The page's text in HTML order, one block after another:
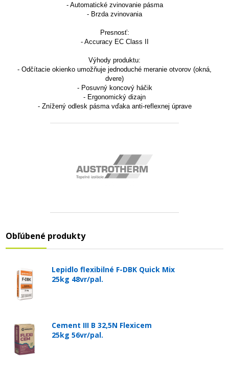
- Automatické zvinovanie pásma
- Brzda zvinovania
Presnosť:
- Accuracy EC Class II
Výhody produktu:
- Odčítacie okienko umožňuje jednoduché meranie otvorov (okná,
dvere)
- Posuvný koncový háčik
- Ergonomický dizajn
- Znížený odlesk pásma vďaka anti-reflexnej úprave
Obľúbené produkty
Lepidlo flexibilné F-DBK Quick Mix
25kg 48vr/pal.
Cement III B 32,5N Flexicem
25kg 56vr/pal.